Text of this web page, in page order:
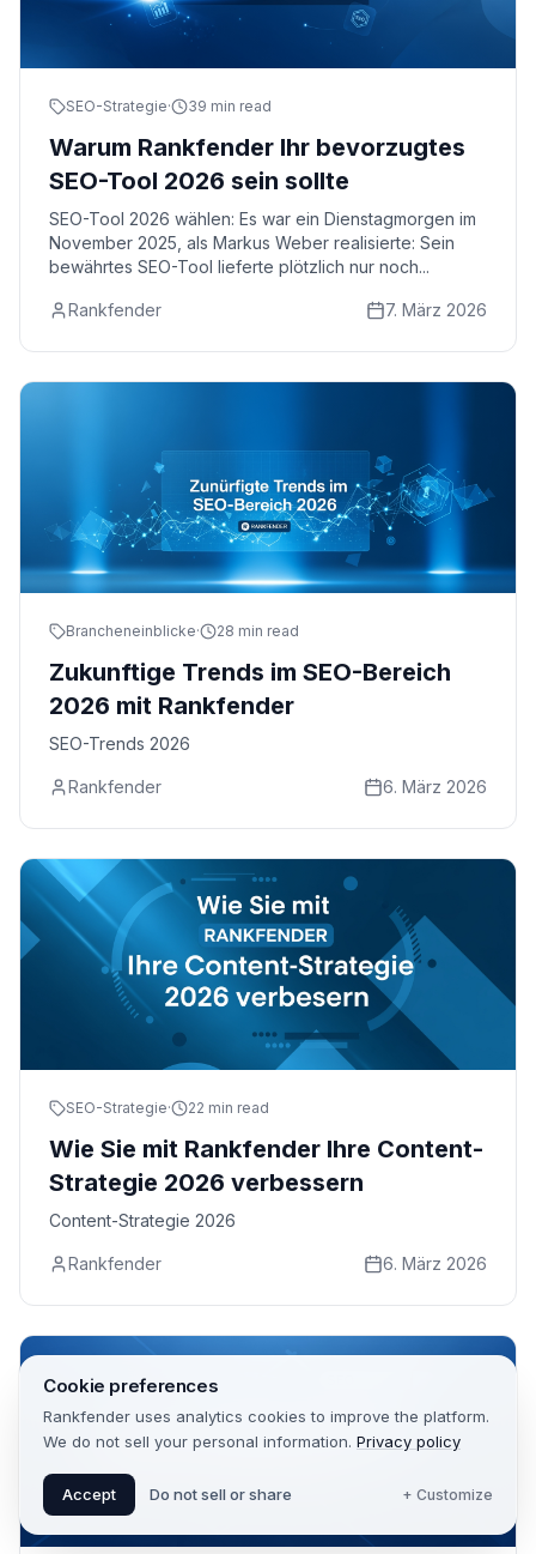
SEO-Strategie· 39 min read
Warum Rankfender Ihr bevorzugtes
SEO-Tool 2026 sein sollte
SEO-Tool 2026 wählen: Es war ein Dienstagmorgen im
November 2025, als Markus Weber realisierte: Sein
bewährtes SEO-Tool lieferte plötzlich nur noch...
Rankfender 7. März 2026
Brancheneinblicke· 28 min read
Zukunftige Trends im SEO-Bereich
2026 mit Rankfender
SEO-Trends 2026
Rankfender 6. März 2026
SEO-Strategie· 22 min read
Wie Sie mit Rankfender Ihre Content-
Strategie 2026 verbessern
Content-Strategie 2026
Rankfender 6. März 2026
Cookie preferences
Rankfender uses analytics cookies to improve the platform.
We do not sell your personal information. Privacy policy
Accept Do not sell or share + Customize